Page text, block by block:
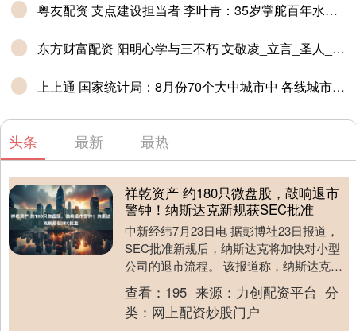
粤友配资 支点建设担当者 李叶青：35岁掌舵百年水泥厂，将中国方案带向世界
东方财富配资 阳明心学与三不朽 文敬凌_立言_圣人_中华
上上通 国家统计局：8月份70个大中城市中 各线城市商品住宅销售价格环比下降
头条 最新 最热
祥乾资产 约180只微盘股，敲响退市
警钟！纳斯达克新规获SEC批准
中新经纬7月23日电 据彭博社23日报道，
SEC批准新规后，纳斯达克将加快对小型
公司的退市流程。 该报道称，纳斯达克将
修改规则，以便更容易地将经营不善的企
业摘牌....
查看： 195 来源： 力创配资平台 分
类： 网上配资炒股门户